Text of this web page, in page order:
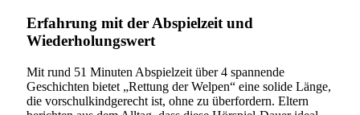
Erfahrung mit der Abspielzeit und
Wiederholungswert
Mit rund 51 Minuten Abspielzeit über 4 spannende
Geschichten bietet „Rettung der Welpen“ eine solide Länge,
die vorschulkindgerecht ist, ohne zu überfordern. Eltern